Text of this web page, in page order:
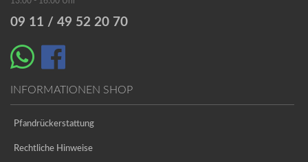
09 11 / 49 52 20 70
INFORMATIONEN SHOP
Pfandrückerstattung
Rechtliche Hinweise